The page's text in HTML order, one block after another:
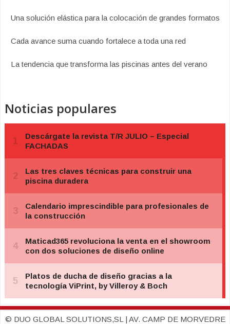
Una solución elástica para la colocación de grandes formatos
Cada avance suma cuando fortalece a toda una red
La tendencia que transforma las piscinas antes del verano
Noticias populares
© DUO GLOBAL SOLUTIONS,SL | AV. CAMP DE MORVEDRE